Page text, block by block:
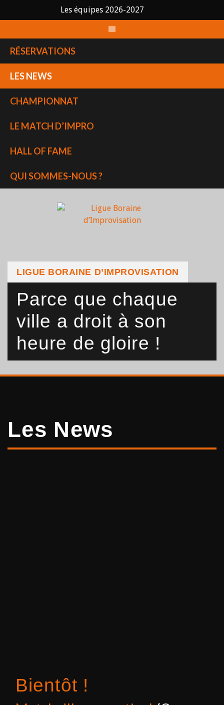
Les équipes 2026-2027
to
content
RÉSERVATIONS
LES NEWS
CHAMPIONNAT
LE MATCH D’IMPRO
HALL OF FAME
QUI SOMMES-NOUS ?
LIGUE BORAINE D’IMPROVISATION
Parce que chaque
ville a droit à son
heure de gloire !
Les News
Bientôt !